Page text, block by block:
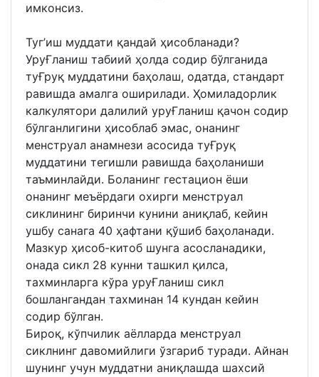
имконсиз.
Туг’иш муддати қандай ҳисобланади?
УруҒланиш табиий ҳолда содир бўлганида
туҒруқ муддатини баҳолаш, одатда, стандарт
равишда амалга оширилади. Ҳомиладорлик
калкулятори далилий уруҒланиш қачон содир
бўлганлигини ҳисоблаб эмас, онанинг
менструал анамнези асосида туҒруқ
муддатини тегишли равишда баҳоланиши
таъминлайди. Боланинг гестацион ёши
онанинг меъёрдаги охирги менструал
сиклининг биринчи кунини аниқлаб, кейин
ушбу санага 40 ҳафтани қўшиб баҳоланади.
Мазкур ҳисоб-китоб шунга асосланадики,
онада сикл 28 кунни ташкил қилса,
тахминларга кўра уруҒланиш сикл
бошлангандан тахминан 14 кундан кейин
содир бўлган.
Бироқ, кўпчилик аёлларда менструал
сиклнинг давомийлиги ўзгариб туради. Aйнан
шунинг учун муддатни аниқлашда шахсий